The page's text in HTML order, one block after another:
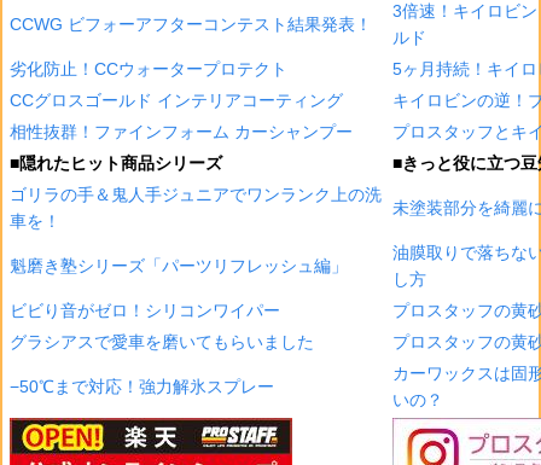
CCWG ビフォーアフターコンテスト結果発表！
3倍速！キイロビ
ルド
劣化防止！CCウォータープロテクト
5ヶ月持続！キイ
CCグロスゴールド インテリアコーティング
キイロビンの逆！
相性抜群！ファインフォーム カーシャンプー
プロスタッフとキ
■隠れたヒット商品シリーズ
■きっと役に立つ豆
ゴリラの手＆鬼人手ジュニアでワンランク上の洗
車を！
未塗装部分を綺麗
魁磨き塾シリーズ「パーツリフレッシュ編」
油膜取りで落ちな
し方
ビビり音がゼロ！シリコンワイパー
プロスタッフの黄
グラシアスで愛車を磨いてもらいました
プロスタッフの黄
−50℃まで対応！強力解氷スプレー
カーワックスは固
いの？